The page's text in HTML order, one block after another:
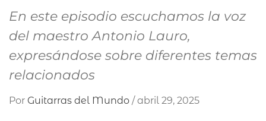
En este episodio escuchamos la voz
del maestro Antonio Lauro,
expresándose sobre diferentes temas
relacionados
Por Guitarras del Mundo / abril 29, 2025